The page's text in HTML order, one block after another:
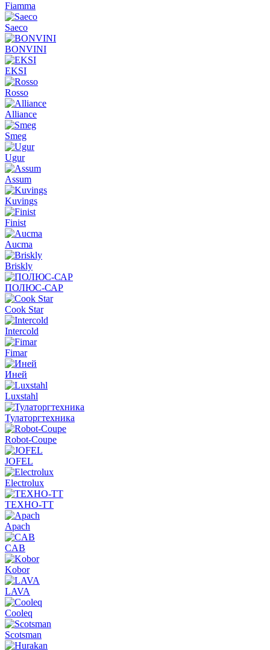
Fiamma
Saeco
BONVINI
EKSI
Rosso
Alliance
Smeg
Ugur
Assum
Kuvings
Finist
Aucma
Briskly
ПОЛЮС-САР
Cook Star
Intercold
Fimar
Иней
Luxstahl
Тулаторгтехника
Robot-Coupe
JOFEL
Electrolux
ТЕХНО-ТТ
Apach
CAB
Kobor
LAVA
Cooleq
Scotsman